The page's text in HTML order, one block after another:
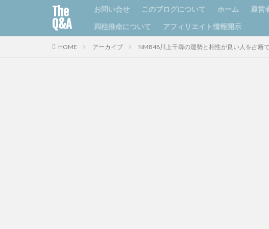
The
Q&A
お問い合せ このブログについて ホーム 運営
四柱推命について
アフィリエイト情報開示
HOME アーカイブ NMB48川上千尋の運勢と相性が良い人を占断